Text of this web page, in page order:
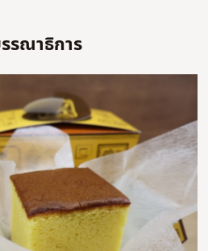
รณาธิการ